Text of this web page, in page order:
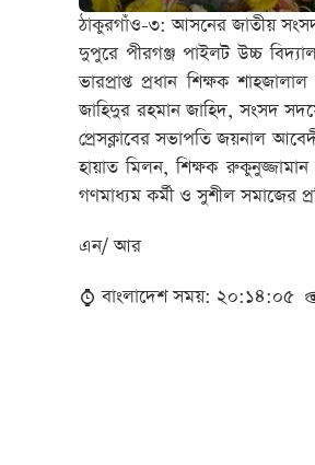
ঠাকুরগাঁও-৩: আসনের জাতীয় সংসদ
দুপুরে পীরগঞ্জ পাইলট উচ্চ
ভারপ্রাপ্ত প্রধান শিক্ষক
জাহিদুর রহমান জাহিদ, সংসদ
প্রেসক্লাবের সভাপতি জয়নাল
হায়াত মিলন, শিক্ষক
গণমাধ্যম কর্মী ও সুশীল সমাজের
এন/ আর
বাংলাদেশ সময়: ২০:১৪:০৫